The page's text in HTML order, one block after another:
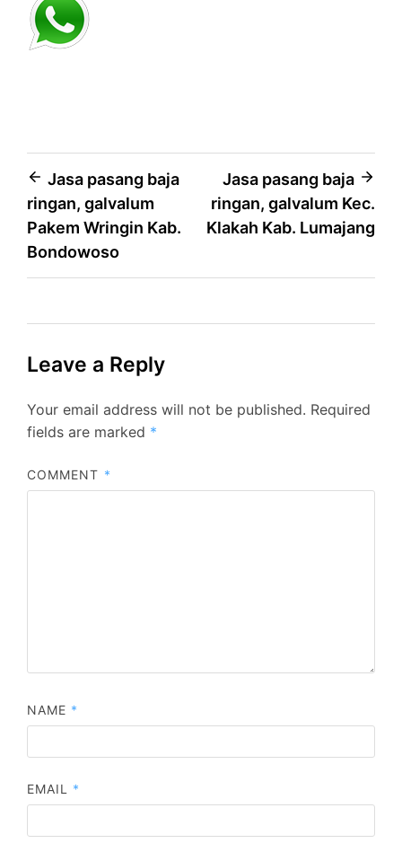
Post
navigation
Jasa pasang baja
ringan, galvalum
Pakem Wringin Kab.
Bondowoso
Jasa pasang baja
ringan, galvalum Kec.
Klakah Kab. Lumajang
Leave a Reply
Your email address will not be published. Required
fields are marked *
COMMENT *
NAME *
EMAIL *